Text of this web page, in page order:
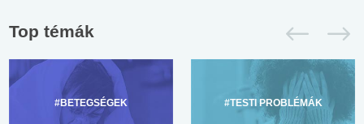
Top témák
#BETEGSÉGEK #TESTI PROBLÉMÁK